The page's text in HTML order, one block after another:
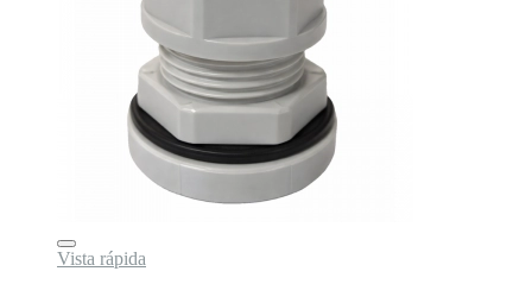
Vista rápida